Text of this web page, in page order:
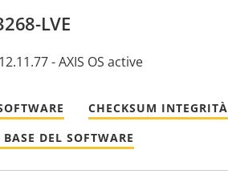
LVE
- AXIS OS active
CHECKSUM INTEGRITÀ
DEL SOFTWARE